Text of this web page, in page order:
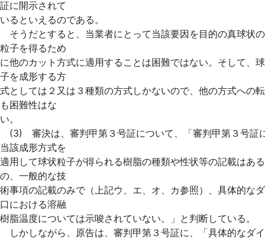
証に開示されて
いるといえるのである。
そうだとすると、当業者にとって当該要因を目的の真球状
粒子を得るため
に他のカット方式に適用することは困難ではない。そして、
子を成形する方
式としては２又は３種類の方式しかないので、他の方式への
も困難性はな
い。
(3) 審決は、審判甲第３号証について、「審判甲第３号証
当該成形方式を
適用して球状粒子が得られる樹脂の種類や性状等の記載はあ
の、一般的な技
術事項の記載のみで（上記ウ、エ、オ、カ参照）、具体的な
口における溶融
樹脂温度については示唆されていない。」と判断している。
しかしながら、原告は、審判甲第３号証に、「具体的なダ